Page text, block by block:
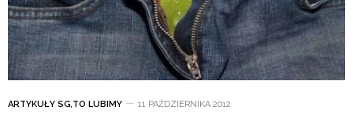
ARTYKUŁY SG,TO LUBIMY 11 PAŹDZIERNIKA 2012